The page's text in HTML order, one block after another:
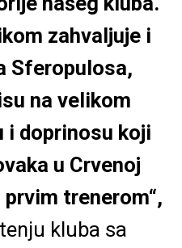
zahvaljuje i
Sferopulosa,
na velikom
i doprinosu koji
u Crvenoj
trenerom“,
kluba sa